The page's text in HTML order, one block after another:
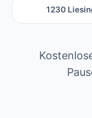
1230